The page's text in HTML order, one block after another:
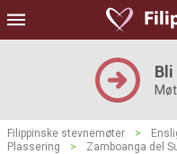
Filippinske stevnemøter >
Plassering
> Zamboanga del